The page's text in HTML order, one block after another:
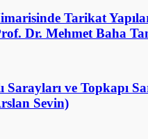
Tarikat
Dr. Mehmet Baha
Sarayları ve Topkapı
Sevin)